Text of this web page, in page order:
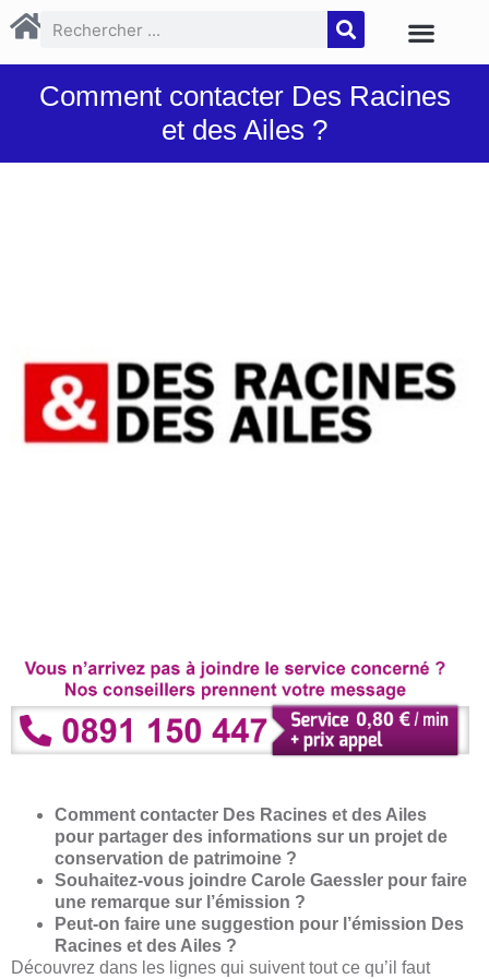
Comment contacter Des Racines
et des Ailes ?
Comment contacter Des Racines et des Ailes
pour partager des informations sur un projet de
conservation de patrimoine ?
Souhaitez-vous joindre Carole Gaessler pour faire
une remarque sur l’émission ?
Peut-on faire une suggestion pour l’émission Des
Racines et des Ailes ?
Découvrez dans les lignes qui suivent tout ce qu’il faut